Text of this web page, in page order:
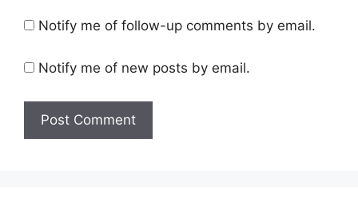
Notify me of follow-up comments by email.
Notify me of new posts by email.